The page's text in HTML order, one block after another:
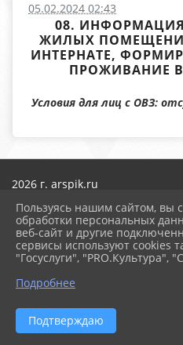
05.02.2024 02:43
08.
ЖИЛЫХ
ИНТЕРНАТЕ,
ПРОЖИВАНИЕ
Условия для лиц с ОВЗ:
2026 г. arspik.ru
Карта сайта
Политика обработки
Сделано на KubCMS
Разработка и поддержка
Пользуясь нашим сайтом, вы
обработки персональных
веб-сайт и другие
сервисы используют cookies
"Госуслуги", "PRO.Культура",
Подробнее
Подтверждаю